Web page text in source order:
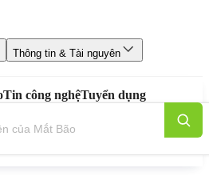
Thông tin & Tài nguyên
Tin công nghệTuyển dụng